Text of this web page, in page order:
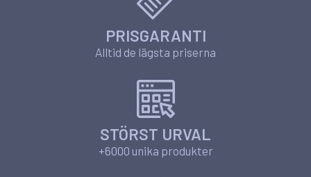
PRISGARANTI
Alltid de lägsta priserna
STÖRST URVAL
+6000 unika produkter